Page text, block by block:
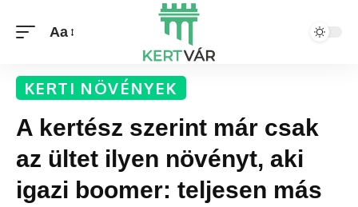
Aa
KERTI NÖVÉNYEK
A kertész szerint már csak
az ültet ilyen növényt, aki
igazi boomer: teljesen más